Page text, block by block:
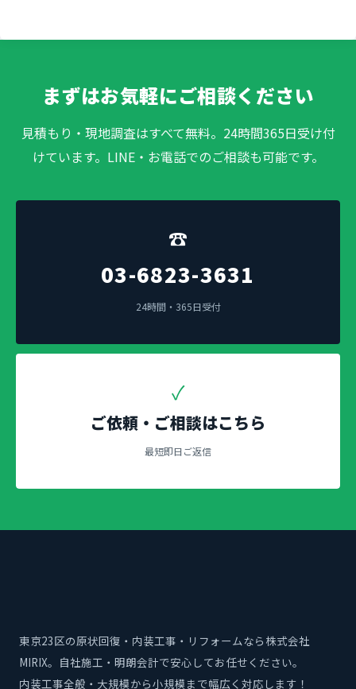
まずはお気軽にご相談ください
見積もり・現地調査はすべて無料。24時間365日受け付
けています。LINE・お電話でのご相談も可能です。
☎
03-6823-3631
24時間・365日受付
✓
ご依頼・ご相談はこちら
最短即日ご返信
東京23区の原状回復・内装工事・リフォームなら株式会社
MIRIX。自社施工・明朗会計で安心してお任せください。
内装工事全般・大規模から小規模まで幅広く対応します！